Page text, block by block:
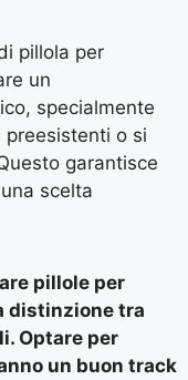
pillola per
un
specialmente
o si
garantisce
scelta
pillole per
distinzione tra
Optare per
un buon track